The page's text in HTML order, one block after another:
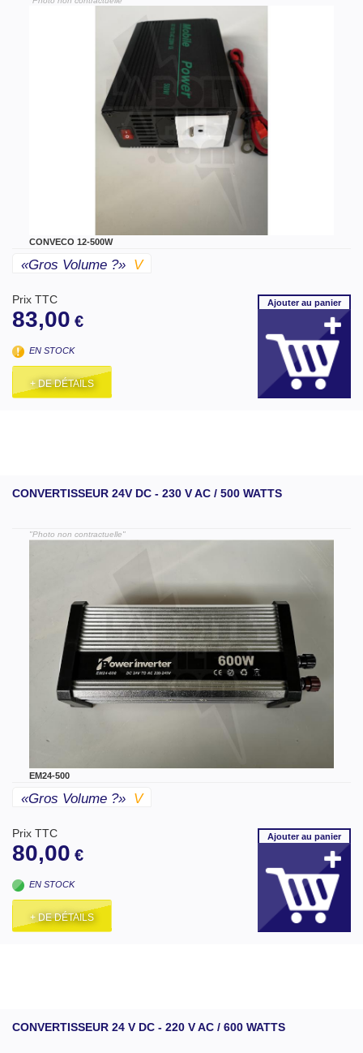
CONVECO 12-500W
«gros Volume ?» V
Prix TTC
83,00 €
EN STOCK
+ DE DÉTAILS
Ajouterau panier
CONVERTISSEUR 24V DC - 230 V AC / 500 WATTS
"Photo non contractuelle"
EM24-500
«gros Volume ?» V
Prix TTC
80,00 €
EN STOCK
+ DE DÉTAILS
Ajouterau panier
CONVERTISSEUR 24 V DC - 220 V AC / 600 WATTS